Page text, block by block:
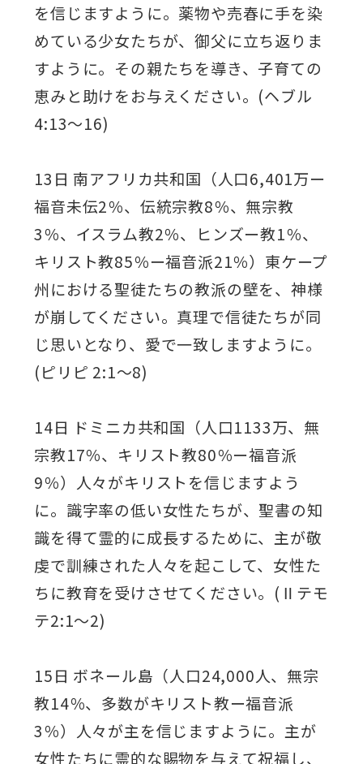
を信じますように。薬物や売春に手を染
めている少女たちが、御父に立ち返りま
すように。その親たちを導き、子育ての
恵みと助けをお与えください。(ヘブル
4:13～16)
13日 南アフリカ共和国（人口6,401万ー
福音未伝2％、伝統宗教8％、無宗教
3％、イスラム教2％、ヒンズー教1％、
キリスト教85％ー福音派21％）東ケープ
州における聖徒たちの教派の壁を、神様
が崩してください。真理で信徒たちが同
じ思いとなり、愛で一致しますように。
(ピリピ 2:1～8)
14日 ドミニカ共和国（人口1133万、無
宗教17％、キリスト教80％ー福音派
9％）人々がキリストを信じますよう
に。識字率の低い女性たちが、聖書の知
識を得て霊的に成長するために、主が敬
虔で訓練された人々を起こして、女性た
ちに教育を受けさせてください。(Ⅱテモ
テ2:1～2)
15日 ボネール島（人口24,000人、無宗
教14％、多数がキリスト教ー福音派
3％）人々が主を信じますように。主が
女性たちに霊的な賜物を与えて祝福し、